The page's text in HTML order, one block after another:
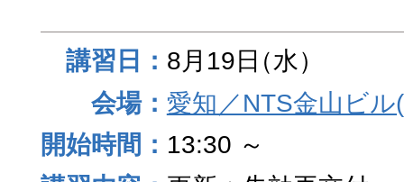
8月19日（水）
愛知／NTS金山ビ
13:30 ～